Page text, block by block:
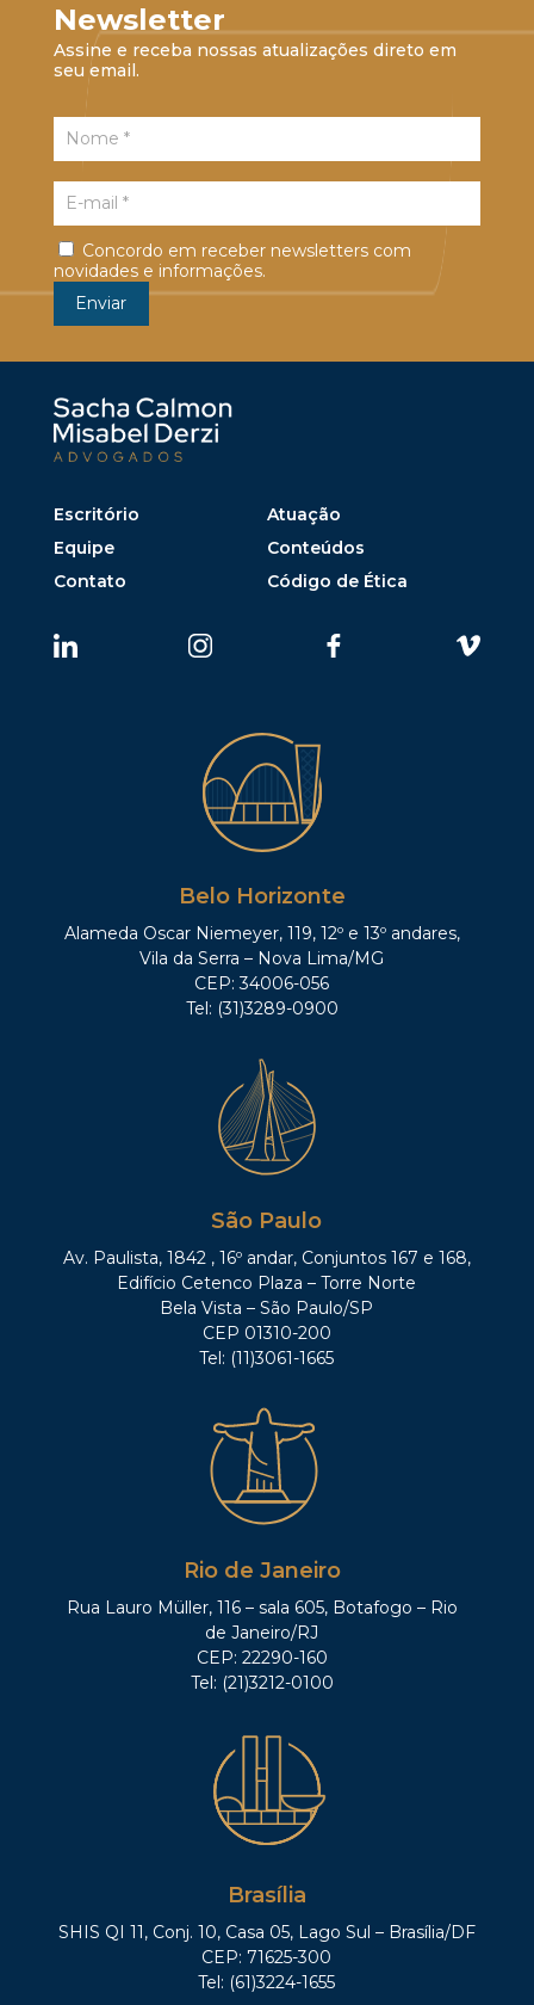
Newsletter
Assine e receba nossas atualizações direto em
seu email.
Concordo em receber newsletters com
novidades e informações.
Escritório
Atuação
Equipe
Conteúdos
Contato
Código de Ética
Belo Horizonte
Alameda Oscar Niemeyer, 119, 12º e 13º andares,
Vila da Serra – Nova Lima/MG
CEP: 34006-056
Tel: (31)3289-0900
São Paulo
Av. Paulista, 1842 , 16º andar, Conjuntos 167 e 168,
Edifício Cetenco Plaza – Torre Norte
Bela Vista – São Paulo/SP
CEP 01310-200
Tel: (11)3061-1665
Rio de Janeiro
Rua Lauro Müller, 116 – sala 605, Botafogo – Rio
de Janeiro/RJ
CEP: 22290-160
Tel: (21)3212-0100
Brasília
SHIS QI 11, Conj. 10, Casa 05, Lago Sul – Brasília/DF
CEP: 71625-300
Tel: (61)3224-1655